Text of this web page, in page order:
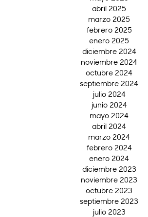
abril 2025
marzo 2025
febrero 2025
enero 2025
diciembre 2024
noviembre 2024
octubre 2024
septiembre 2024
julio 2024
junio 2024
mayo 2024
abril 2024
marzo 2024
febrero 2024
enero 2024
diciembre 2023
noviembre 2023
octubre 2023
septiembre 2023
julio 2023